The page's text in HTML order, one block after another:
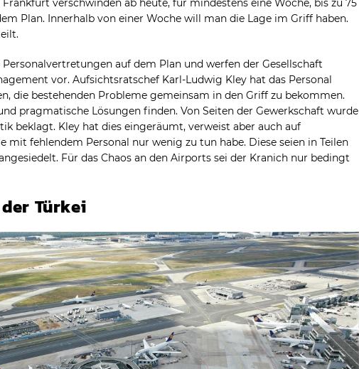
Plan. Innerhalb von einer Woche will man die Lage im Griff haben.
auf dem Plan und werfen der Gesellschaft
vor. Aufsichtsratschef Karl-Ludwig Kley hat das Personal
die bestehenden Probleme gemeinsam in den Griff zu bekommen.
pragmatische Lösungen finden. Von Seiten der Gewerkschaft wurde
beklagt. Kley hat dies eingeräumt, verweist aber auch auf
mit fehlendem Personal nur wenig zu tun habe. Diese seien in Teilen
Für das Chaos an den Airports sei der Kranich nur bedingt
Türkei